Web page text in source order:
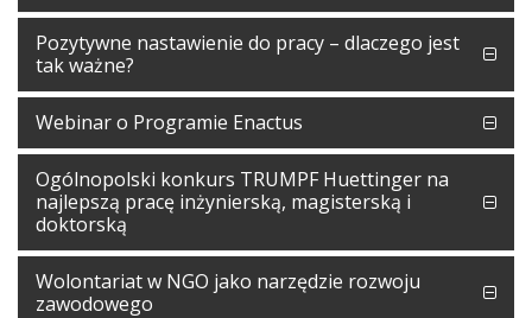
Pozytywne nastawienie do pracy – dlaczego jest
tak ważne?
Webinar o Programie Enactus
Ogólnopolski konkurs TRUMPF Huettinger na
najlepszą pracę inżynierską, magisterską i
doktorską
Wolontariat w NGO jako narzędzie rozwoju
zawodowego